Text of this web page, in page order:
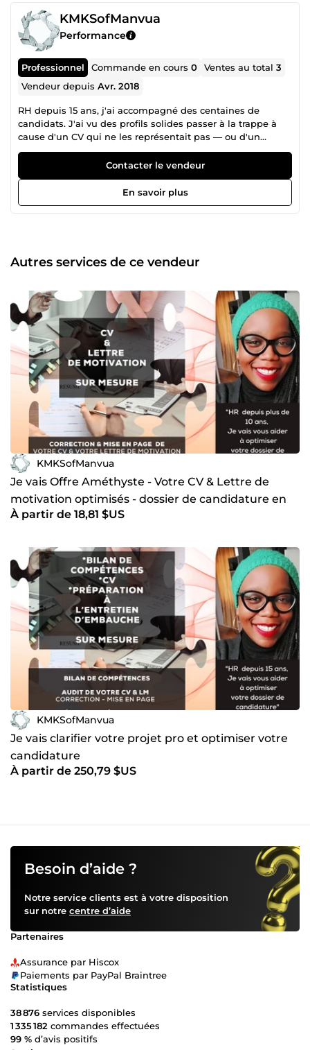
KMKSofManvua
Performance
Professionnel Commande en cours0 Ventes au total3
Vendeur depuisAvr. 2018
RH depuis 15 ans, j'ai accompagné des centaines de
candidats. J'ai vu des profils solides passer à la trappe à
cause d'un CV qui ne les représentait pas — ou d'un
entretien mal préparé. Je travaille avec vous, pas à votre
place. L'objectif : que vous soyez autonome, confiant.e, et
prêt.e à décrocher ce que vous méritez.
Contacter le vendeur
En savoir plus
Autres services de ce vendeur
KMKSofManvua
Je vais Offre Améthyste - Votre CV & Lettre de
motivation optimisés - dossier de candidature en
béton
À partir de 18,81 $US
KMKSofManvua
Je vais clarifier votre projet pro et optimiser votre
candidature
À partir de 250,79 $US
Besoin d’aide ?
Notre service clients est à votre disposition
sur notre centre d’aide
Partenaires
Assurance par Hiscox
Paiements par PayPal Braintree
Statistiques
38 876 services disponibles
1 335 182 commandes effectuées
99 % d’avis positifs